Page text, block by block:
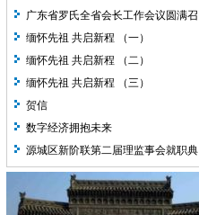
谢词
广东省罗氏全省会长工作会议圆满召
开
缅怀先祖 共启新程 （一）
缅怀先祖 共启新程 （二）
缅怀先祖 共启新程 （三）
贺信
数字经济拥抱未来
源城区新阶联第二届理监事会就职典
礼圆满举行